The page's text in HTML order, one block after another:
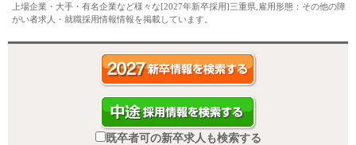
上場企業・大手・有名企業など様々な[2027年新卒採用]三重県,雇用形態：その他の障
がい者求人・就職採用情報情報を掲載しています。
既卒者可の新卒求人も検索する